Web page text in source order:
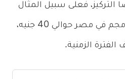
فعلى سبيل المثال
سعر الحبوب بتركيز 350 مجم في مصر حوالي 40 جنيه،
الزمنية.